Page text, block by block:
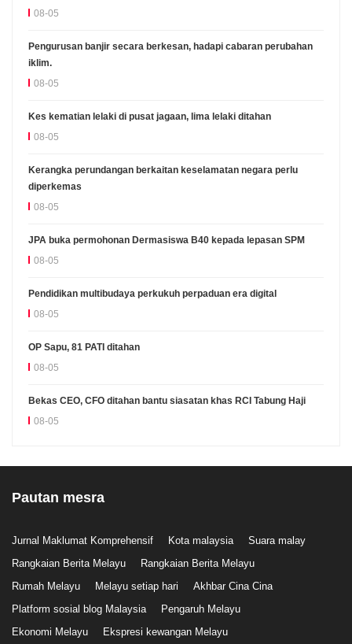
08-05
Pengurusan banjir secara berkesan, hadapi cabaran perubahan
iklim.
08-05
Kes kematian lelaki di pusat jagaan, lima lelaki ditahan
08-05
Kerangka perundangan berkaitan keselamatan negara perlu
diperkemas
08-05
JPA buka permohonan Dermasiswa B40 kepada lepasan SPM
08-05
Pendidikan multibudaya perkukuh perpaduan era digital
08-05
OP Sapu, 81 PATI ditahan
08-05
Bekas CEO, CFO ditahan bantu siasatan khas RCI Tabung Haji
08-05
Pautan mesra
Jurnal Maklumat Komprehensif Kota malaysia
Suara malay
Rangkaian Berita Melayu
Rangkaian Berita Melayu
Rumah Melayu
Melayu setiap hari
Akhbar Cina Cina
Platform sosial blog Malaysia
Pengaruh Melayu
Ekonomi Melayu
Ekspresi kewangan Melayu